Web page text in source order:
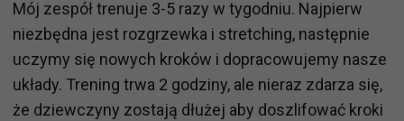
Mój zespół trenuje 3-5 razy w tygodniu. Najpierw
niezbędna jest rozgrzewka i stretching, następnie
uczymy się nowych kroków i dopracowujemy nasze
układy. Trening trwa 2 godziny, ale nieraz zdarza się,
że dziewczyny zostają dłużej aby doszlifować kroki